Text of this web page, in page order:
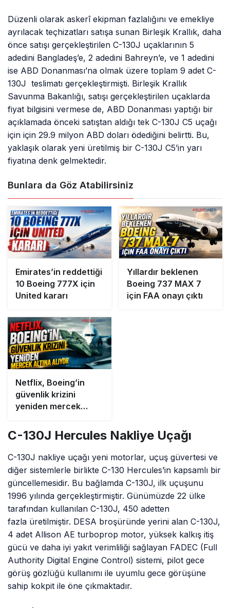
Düzenli olarak askerî ekipman fazlalığını ve emekliye
ayrılacak teçhizatları satışa sunan Birleşik Krallık, daha
önce satışı gerçekleştirilen C-130J uçaklarının 5
adedini Bangladeş’e, 2 adedini Bahreyn’e, ve 1 adedini
ise ABD Donanması’na olmak üzere toplam 9 adet C-
130J teslimatı gerçekleştirmişti. Birleşik Krallık
Savunma Bakanlığı, satışı gerçekleştirilen uçaklarda
fiyat bilgisini vermese de, ABD Donanması yaptığı bir
açıklamada önceki satıştan aldığı tek C-130J C5 uçağı
için için 29.9 milyon ABD doları ödediğini belirtti. Bu,
yaklaşık olarak yeni üretilmiş bir C-130J C5’in yarı
fiyatına denk gelmektedir.
Bunlara da Göz Atabilirsiniz
Emirates’in reddettiği
10 Boeing 777X için
United kararı
Yıllardır beklenen
Boeing 737 MAX 7
için FAA onayı çıktı
Netflix, Boeing’in
güvenlik krizini
yeniden mercek
C-130J Hercules Nakliye Uçağı
C-130J nakliye uçağı yeni motorlar, uçuş güvertesi ve
diğer sistemlerle birlikte C-130 Hercules’in kapsamlı bir
güncellemesidir. Bu bağlamda C-130J, ilk uçuşunu
1996 yılında gerçekleştirmiştir. Günümüzde 22 ülke
tarafından kullanılan C-130J, 450 adetten
fazla üretilmiştir. DESA broşüründe yerini alan C-130J,
4 adet Allison AE turboprop motor, yüksek kalkış itiş
gücü ve daha iyi yakıt verimliliği sağlayan FADEC (Full
Authority Digital Engine Control) sistemi, pilot gece
görüş gözlüğü kullanımı ile uyumlu gece görüşüne
sahip kokpit ile öne çıkmaktadır.